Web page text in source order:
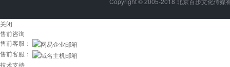
java/jsp
Urlrewrite
QQ全球免费电话
关闭
售前咨询
售前客服：
售前客服：
技术支持